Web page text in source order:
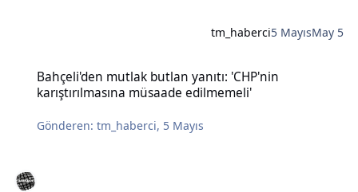
tm_haberci5 MayısMay 5
Bahçeli'den mutlak butlan yanıtı: 'CHP'nin
karıştırılmasına müsaade edilmemeli'
Gönderen:tm_haberci, 5 Mayıs